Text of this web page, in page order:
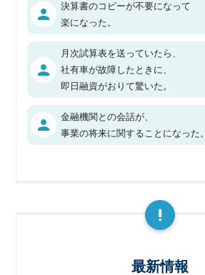
person
決算書のコピーが不要になって
楽になった。
person
月次試算表を送っていたら、
社有車が故障したときに、
即日融資がおりて驚いた。
person
金融機関との会話が、
事業の将来に関することになった。
最新情報